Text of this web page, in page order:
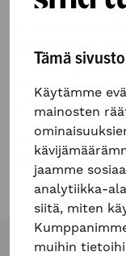
Tämä
Käytämme
mainosten
jaamme
analytiikka-
siitä, miten
muihin
Provider
Privacy
Customer